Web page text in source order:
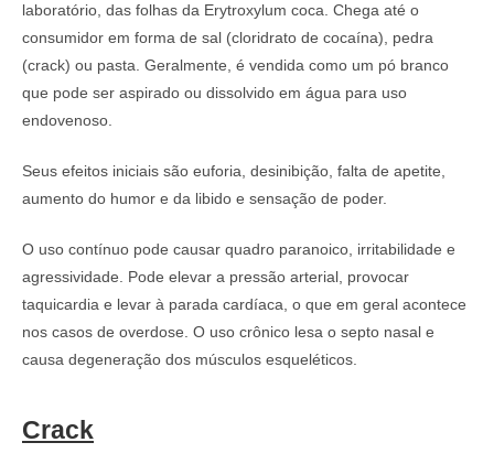
laboratório, das folhas da Erytroxylum coca. Chega até o
consumidor em forma de sal (cloridrato de cocaína), pedra
(crack) ou pasta. Geralmente, é vendida como um pó branco
que pode ser aspirado ou dissolvido em água para uso
endovenoso.
Seus efeitos iniciais são euforia, desinibição, falta de apetite,
aumento do humor e da libido e sensação de poder.
O uso contínuo pode causar quadro paranoico, irritabilidade e
agressividade. Pode elevar a pressão arterial, provocar
taquicardia e levar à parada cardíaca, o que em geral acontece
nos casos de overdose. O uso crônico lesa o septo nasal e
causa degeneração dos músculos esqueléticos.
Crack